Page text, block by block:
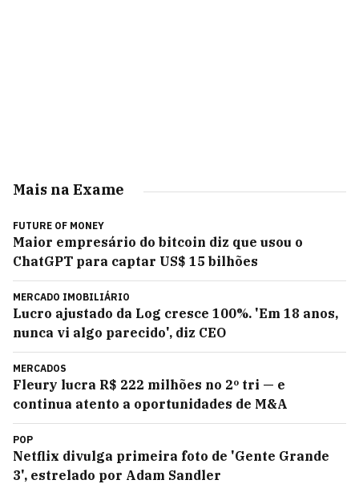
Mais na Exame
FUTURE OF MONEY
Maior empresário do bitcoin diz que usou o
ChatGPT para captar US$ 15 bilhões
MERCADO IMOBILIÁRIO
Lucro ajustado da Log cresce 100%. 'Em 18 anos,
nunca vi algo parecido', diz CEO
MERCADOS
Fleury lucra R$ 222 milhões no 2º tri — e
continua atento a oportunidades de M&A
POP
Netflix divulga primeira foto de 'Gente Grande
3', estrelado por Adam Sandler